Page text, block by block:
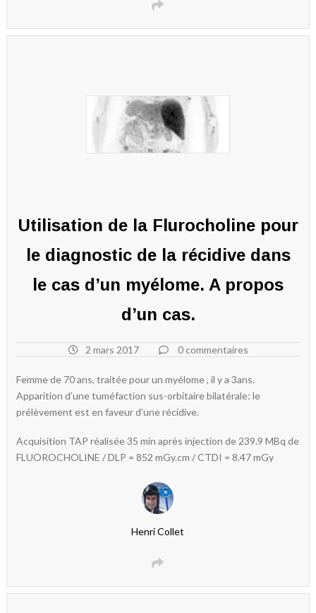
Utilisation de la Flurocholine pour
le diagnostic de la récidive dans
le cas d’un myélome. A propos
d’un cas.
2 mars 2017 0 commentaires
Femme de 70 ans, traitée pour un myélome , il y a 3ans.
Apparition d’une tuméfaction sus-orbitaire bilatérale: le
prélèvement est en faveur d’une récidive.
Acquisition TAP réalisée 35 min après injection de 239.9 MBq de
FLUOROCHOLINE / DLP = 852 mGy.cm / CTDI = 8.47 mGy
Henri Collet